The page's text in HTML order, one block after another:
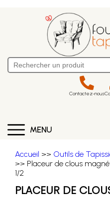
Contactez-nous
MENU
Accueil >> Outils de
>> Placeur de clous
1/2
PLACEUR DE